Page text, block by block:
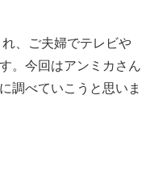
、ご夫婦でテレビや
。今回はアンミカさん
調べていこうと思いま